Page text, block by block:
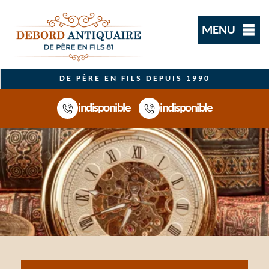
MENU
DE PÈRE EN FILS DEPUIS 1990
indisponible indisponible